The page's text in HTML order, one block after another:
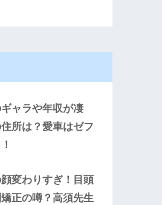
ャラや年収が凄
所は？愛車はゼフ
変わりすぎ！目頭
正の噂？高須先生